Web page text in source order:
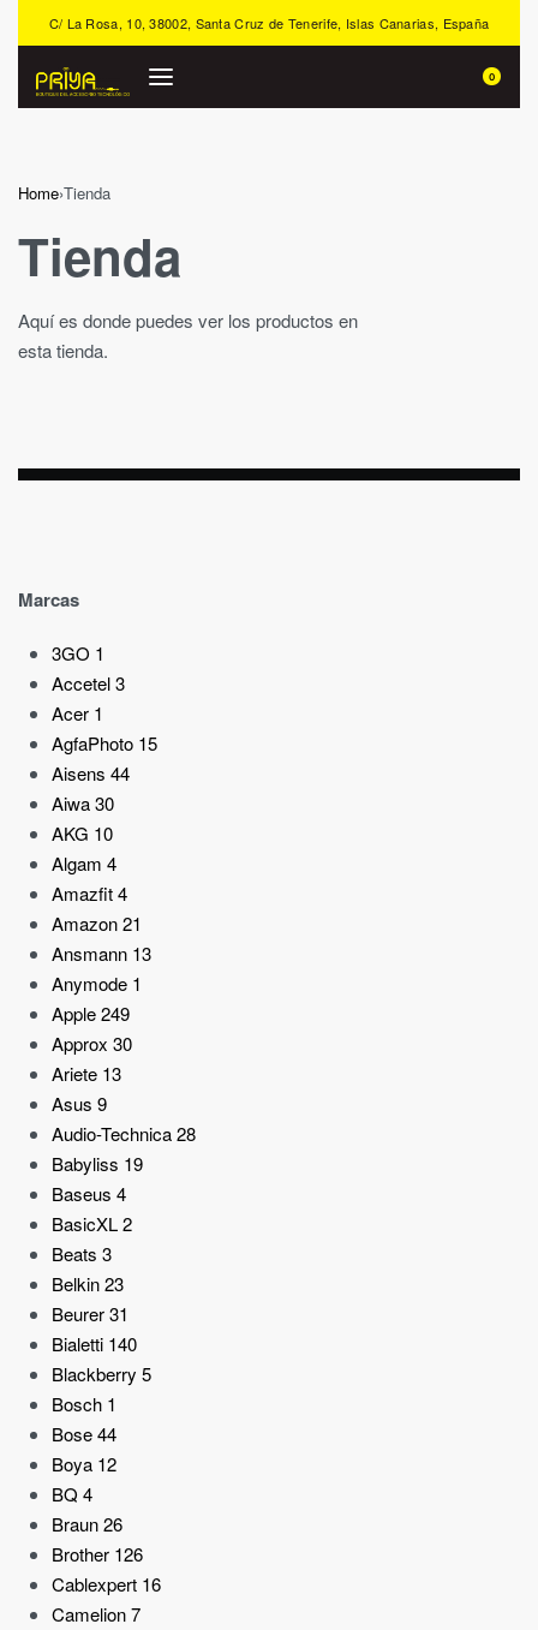
C/ La Rosa, 10, 38002, Santa Cruz de Tenerife, Islas Canarias, España
0
Home›Tienda
Tienda
Aquí es donde puedes ver los productos en
esta tienda.
Marcas
3GO 1
Accetel3
Acer 1
AgfaPhoto 15
Aisens 44
Aiwa30
AKG 10
Algam 4
Amazfit4
Amazon21
Ansmann 13
Anymode 1
Apple249
Approx 30
Ariete 13
Asus 9
Audio-Technica28
Babyliss 19
Baseus 4
BasicXL2
Beats 3
Belkin23
Beurer31
Bialetti 140
Blackberry 5
Bosch 1
Bose44
Boya 12
BQ 4
Braun26
Brother 126
Cablexpert 16
Camelion7